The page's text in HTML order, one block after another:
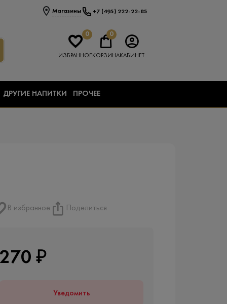
Магазины +7 (495) 222-22-85
0
ИЗБРАННОЕ
0
КОРЗИНАКАБИНЕТ
ДРУГИЕ НАПИТКИ ПРОЧЕЕ
В избранное Поделиться
270 ₽
Уведомить